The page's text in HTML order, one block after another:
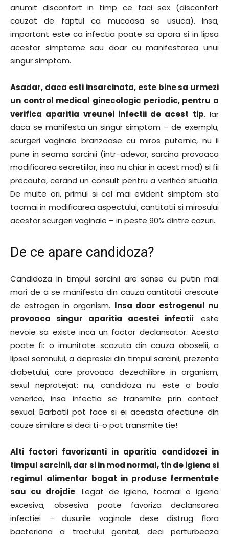
anumit disconfort in timp ce faci sex (disconfort
cauzat de faptul ca mucoasa se usuca). Insa,
important este ca infectia poate sa apara si in lipsa
acestor simptome sau doar cu manifestarea unui
singur simptom.
Asadar, daca esti insarcinata, este bine sa urmezi
un control medical ginecologic periodic, pentru a
verifica aparitia vreunei infectii de acest tip. Iar
daca se manifesta un singur simptom – de exemplu,
scurgeri vaginale branzoase cu miros puternic, nu il
pune in seama sarcinii (intr-adevar, sarcina provoaca
modificarea secretiilor, insa nu chiar in acest mod) si fii
precauta, cerand un consult pentru a verifica situatia.
De multe ori, primul si cel mai evident simptom sta
tocmai in modificarea aspectului, cantitatii si mirosului
acestor scurgeri vaginale – in peste 90% dintre cazuri.
De ce apare candidoza?
Candidoza in timpul sarcinii are sanse cu putin mai
mari de a se manifesta din cauza cantitatii crescute
de estrogen in organism. Insa doar estrogenul nu
provoaca singur aparitia acestei infectii: este
nevoie sa existe inca un factor declansator. Acesta
poate fi: o imunitate scazuta din cauza oboselii, a
lipsei somnului, a depresiei din timpul sarcinii, prezenta
diabetului, care provoaca dezechilibre in organism,
sexul neprotejat: nu, candidoza nu este o boala
venerica, insa infectia se transmite prin contact
sexual. Barbatii pot face si ei aceasta afectiune din
cauze similare si deci ti-o pot transmite tie!
Alti factori favorizanti in aparitia candidozei in
timpul sarcinii, dar si in mod normal, tin de igiena si
regimul alimentar bogat in produse fermentate
sau cu drojdie. Legat de igiena, tocmai o igiena
excesiva, obsesiva poate favoriza declansarea
infectiei – dusurile vaginale dese distrug flora
bacteriana a tractului genital, deci perturbeaza